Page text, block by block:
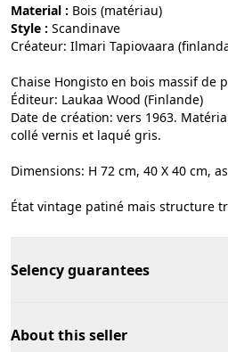
Material :
bois (matériau)
Style :
scandinave
Créateur: Ilmari Tapiovaara
Chaise Hongisto en bois massif de
Éditeur: Laukaa Wood (Finlande)
Date de création: vers 1963.
collé vernis et laqué gris.
Dimensions: H 72 cm, 40 X 40 cm,
État vintage patiné mais structure
Selency guarantees
About this seller